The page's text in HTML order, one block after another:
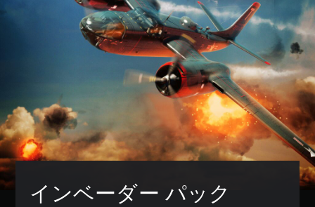
インベーダー パック